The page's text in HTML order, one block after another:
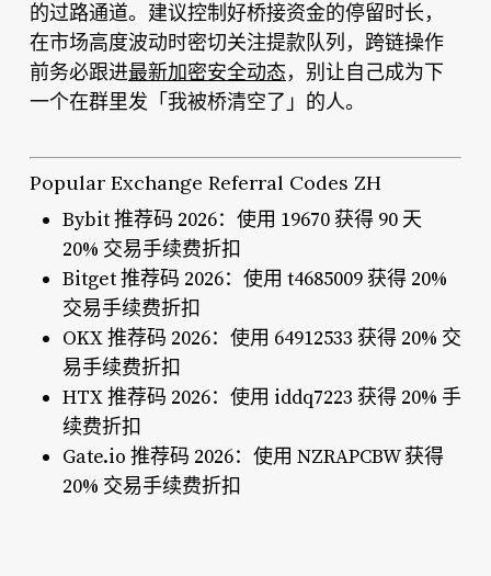
的过路通道。建议控制好桥接资金的停留时长，
在市场高度波动时密切关注提款队列，跨链操作
前务必跟进最新加密安全动态，别让自己成为下
一个在群里发「我被桥清空了」的人。
Popular Exchange Referral Codes ZH
Bybit 推荐码 2026：使用 19670 获得 90 天
20% 交易手续费折扣
Bitget 推荐码 2026：使用 t4685009 获得 20%
交易手续费折扣
OKX 推荐码 2026：使用 64912533 获得 20% 交
易手续费折扣
HTX 推荐码 2026：使用 iddq7223 获得 20% 手
续费折扣
Gate.io 推荐码 2026：使用 NZRAPCBW 获得
20% 交易手续费折扣